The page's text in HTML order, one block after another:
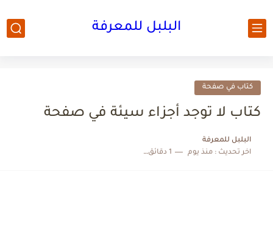
البلبل للمعرفة
كتاب في صفحة
كتاب لا توجد أجزاء سيئة في صفحة
البلبل للمعرفة
اخر تحديث :منذ يوم 1 دقائق للقراءة